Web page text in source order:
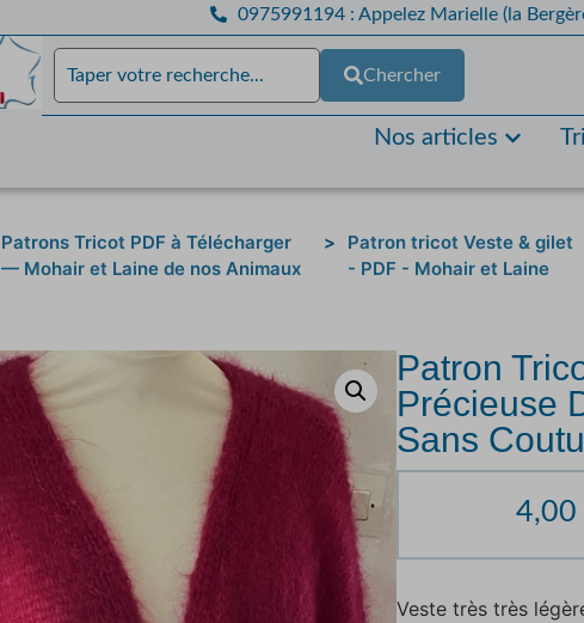
0975991194 : Appelez Marielle (la
Chercher
Nos articles
Patrons Tricot PDF à Télécharger
— Mohair et Laine de nos Animaux
>
Patron tricot Veste & gilet
- PDF - Mohair et Laine
Patron
Précieuse
Sans
4,00
Veste très très